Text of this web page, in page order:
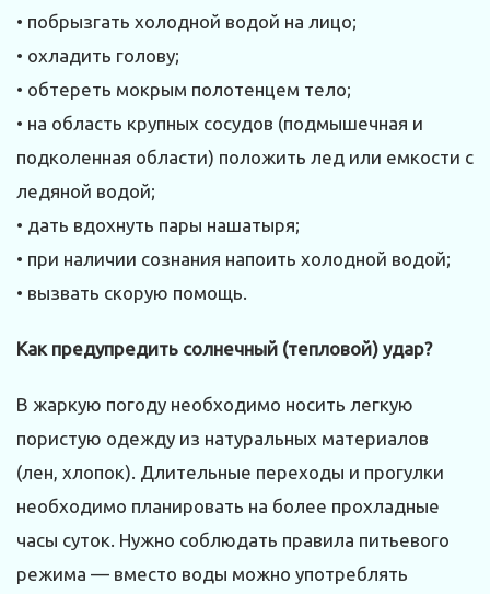
• побрызгать холодной водой на лицо;
• охладить голову;
• обтереть мокрым полотенцем тело;
• на область крупных сосудов (подмышечная и
подколенная области) положить лед или емкости с
ледяной водой;
• дать вдохнуть пары нашатыря;
• при наличии сознания напоить холодной водой;
• вызвать скорую помощь.
Как предупредить солнечный (тепловой) удар?
В жаркую погоду необходимо носить легкую
пористую одежду из натуральных материалов
(лен, хлопок). Длительные переходы и прогулки
необходимо планировать на более прохладные
часы суток. Нужно соблюдать правила питьевого
режима — вместо воды можно употреблять